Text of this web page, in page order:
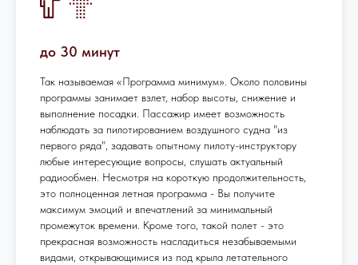
до 30 минут
Так называемая «Программа минимум». Около половины
программы занимает взлет, набор высоты, снижение и
выполнение посадки. Пассажир имеет возможность
наблюдать за пилотированием воздушного судна "из
первого ряда", задавать опытному пилоту-инструктору
любые интересующие вопросы, слушать актуальный
радиообмен. Несмотря на короткую продолжительность,
это полноценная летная программа - Вы получите
максимум эмоций и впечатлений за минимальный
промежуток времени. Кроме того, такой полет - это
прекрасная возможность насладиться незабываемыми
видами, открывающимися из под крыла летательного